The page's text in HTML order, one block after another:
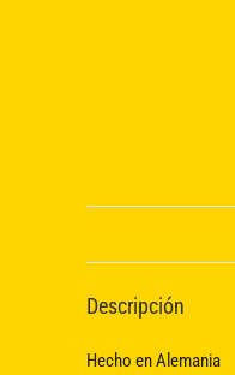
Descripción
Hecho en Alemania